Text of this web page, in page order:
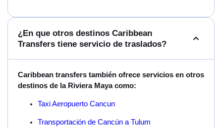
¿En que otros destinos Caribbean
Transfers tiene servicio de traslados?
Caribbean transfers también ofrece servicios en otros
destinos de la Riviera Maya como:
Taxi Aeropuerto Cancun
Transportación de Cancún a Tulum